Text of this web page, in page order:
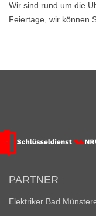
Wir sind rund um die
Feiertage, wir können
PARTNER
Elektriker Bad